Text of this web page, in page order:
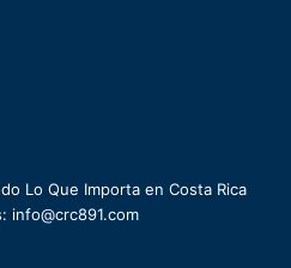
Lo Que Importa en Costa Rica
info@crc891.com